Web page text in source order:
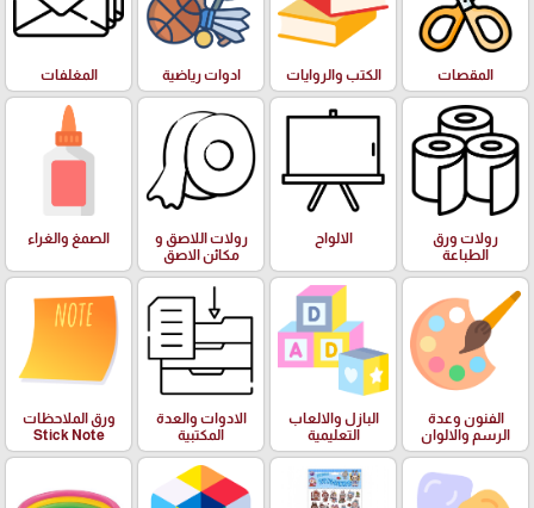
المقصات الكتب والروايات ادوات رياضية المغلفات
رولات ورق
الطباعة
الالواح
رولات اللاصق و
مكائن الاصق
الصمغ والغراء
الفنون وعدة
الرسم والالوان
البازل والالعاب
التعليمية
الادوات والعدة
المكتبية
ورق الملاحظات
Stick Note